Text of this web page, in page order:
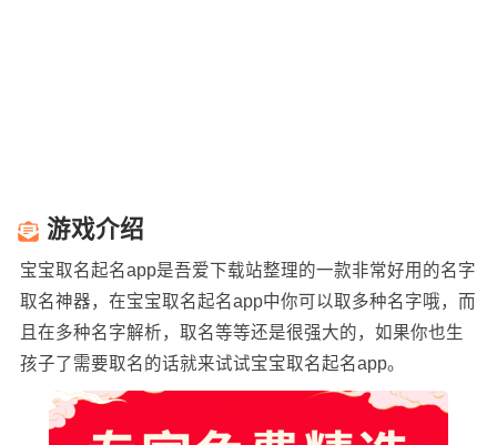
游戏介绍
宝宝取名起名app是吾爱下载站整理的一款非常好用的名字
取名神器，在宝宝取名起名app中你可以取多种名字哦，而
且在多种名字解析，取名等等还是很强大的，如果你也生
孩子了需要取名的话就来试试宝宝取名起名app。